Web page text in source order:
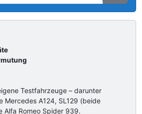
Testfahrzeuge – darunter
Mercedes A124, SL129 (beide
Alfa Romeo Spider 939.